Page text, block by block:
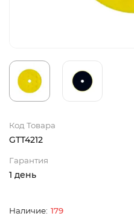
Код Товара
GTT4212
Гарантия
1 день
179